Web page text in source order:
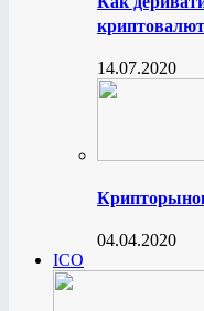
14.07.2020
04.04.2020
ICO